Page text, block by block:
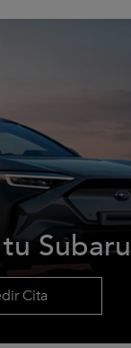
Subaru
Cita